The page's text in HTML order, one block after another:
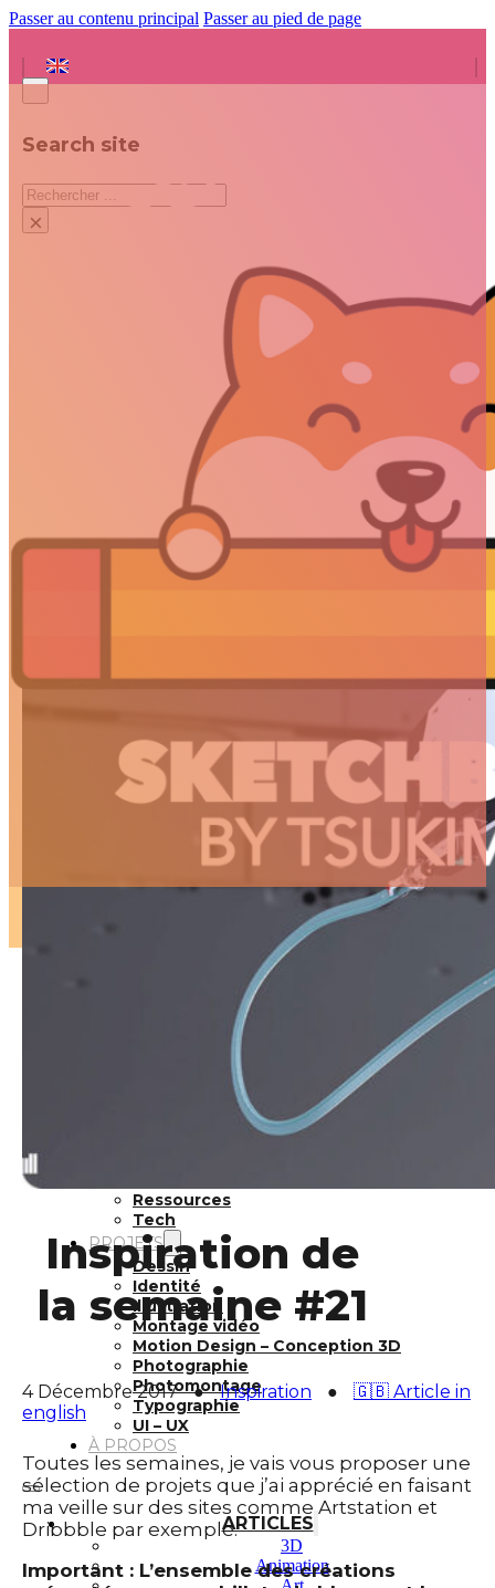
Passer au contenu principal Passer au pied de page
Search site
Rechercher
×
Motion Design
Ressources
Tech
PROJETS
Dessin
Identité
Illustration
Montage vidéo
Motion Design – Conception 3D
Photographie
Photomontage
Typographie
UI – UX
À PROPOS
ARTICLES
3D
Animation
Inspiration de
la semaine #21
4 Décembre 2017 ● Inspiration ●
🇬🇧 Article in
english
Toutes les semaines, je vais vous proposer une
sélection de projets que j’ai apprécié en faisant
ma veille sur des sites comme Artstation et
Dribbble par exemple.
Important : L’ensemble des créations